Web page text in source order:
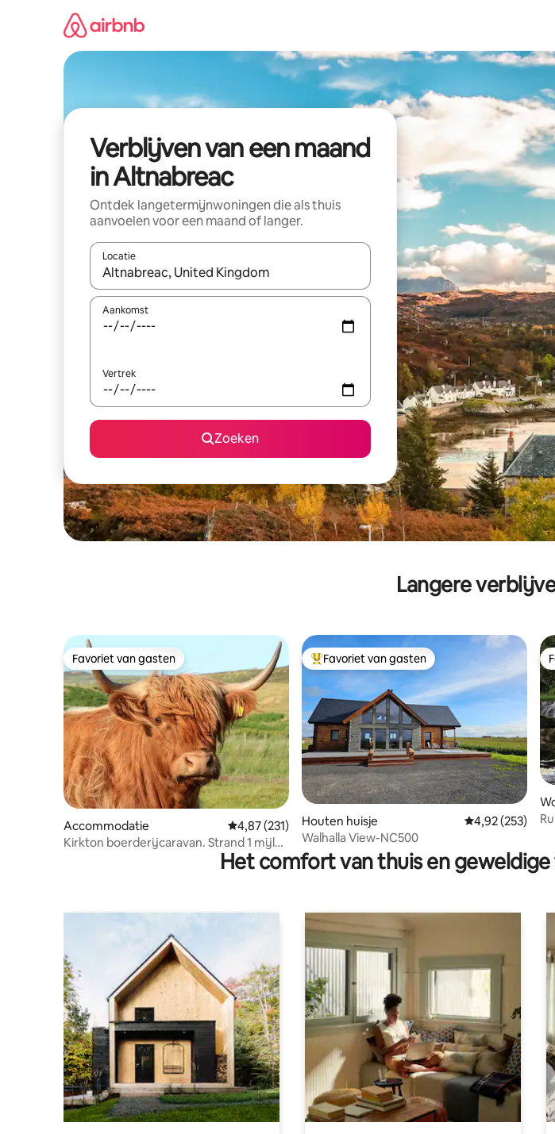
Verblijven van een maand
in Altnabreac
Ontdek langetermijnwoningen die als thuis
aanvoelen voor een maand of langer.
Locatie
Wanneer er resultaten beschikbaar zijn, maak je een keuze met je de pijltjestoetsen
Aankomst
Vertrek
Zoeken
Langere
Favoriet van gasten
Favoriet van gasten
Accommodatie Gemiddelde beoordeling van 4,87 op 5, 231 recensies
4,87 (231)
Kirkton boerderijcaravan. Strand 1 mijl
Topfavoriet van gasten
Favoriet van gasten
Houten huisje Gemiddelde
4,92 (253)
Walhalla View-NC500
Het comfort van thuis en